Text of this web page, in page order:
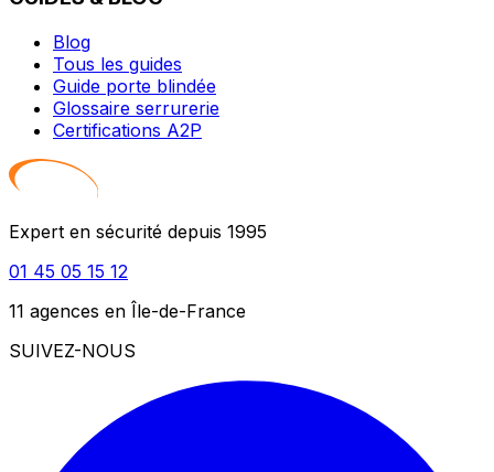
Blog
Tous les guides
Guide porte blindée
Glossaire serrurerie
Certifications A2P
Expert en sécurité depuis 1995
01 45 05 15 12
11 agences en Île-de-France
SUIVEZ-NOUS